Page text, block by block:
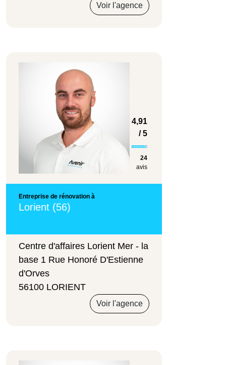
Voir l'agence
4,91
/ 5
24
avis
Entreprise de rénovation à
Lorient (56)
Centre d'affaires Lorient Mer - la
base 1 Rue Honoré D'Estienne
d'Orves
56100 LORIENT
Voir l'agence